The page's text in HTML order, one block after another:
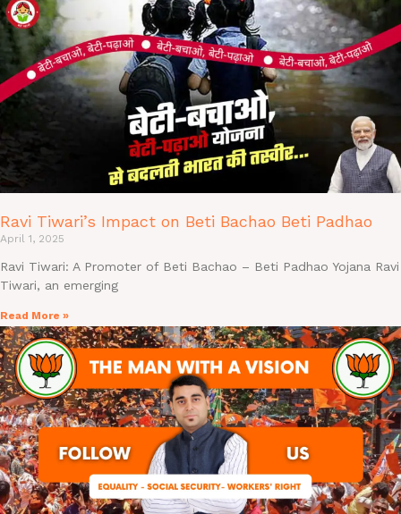
Ravi Tiwari’s Impact on Beti Bachao Beti Padhao
April 1, 2025
Ravi Tiwari: A Promoter of Beti Bachao – Beti Padhao Yojana Ravi
Tiwari, an emerging
Read More »